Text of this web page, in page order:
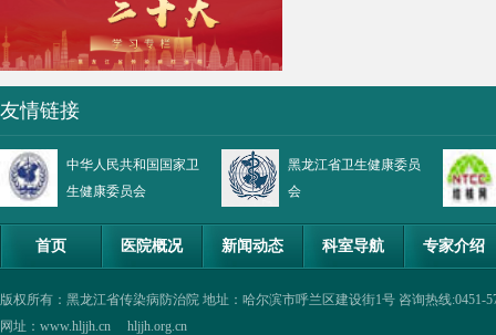
友情链接
中华人民共和国国家卫
生健康委员会
黑龙江省卫生健康委员
会
首页 医院概况 新闻动态 科室导航 专家介绍
版权所有：黑龙江省传染病防治院 地址：哈尔滨市呼兰区建设街1号 咨询热线:0451-
网址：www.hljjh.cn hljjh.org.cn